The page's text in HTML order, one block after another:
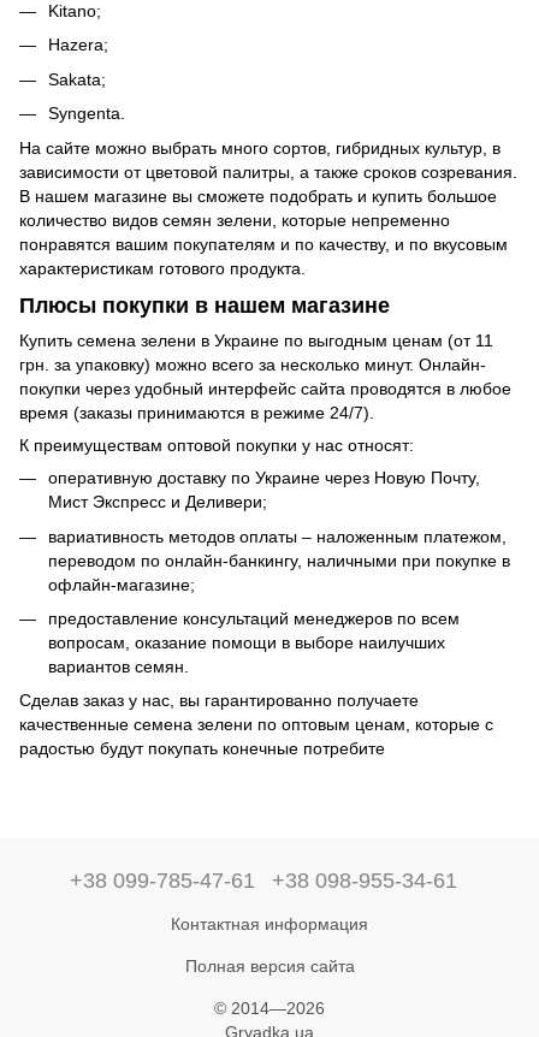
Kitano;
Hazera;
Sakata;
Syngenta.
На сайте можно выбрать много сортов, гибридных культур, в
зависимости от цветовой палитры, а также сроков созревания.
В нашем магазине вы сможете подобрать и купить большое
количество видов семян зелени, которые непременно
понравятся вашим покупателям и по качеству, и по вкусовым
характеристикам готового продукта.
Плюсы покупки в нашем магазине
Купить семена зелени в Украине по выгодным ценам (от 11
грн. за упаковку) можно всего за несколько минут. Онлайн-
покупки через удобный интерфейс сайта проводятся в любое
время (заказы принимаются в режиме 24/7).
К преимуществам оптовой покупки у нас относят:
оперативную доставку по Украине через Новую Почту,
Мист Экспресс и Деливери;
вариативность методов оплаты – наложенным платежом,
переводом по онлайн-банкингу, наличными при покупке в
офлайн-магазине;
предоставление консультаций менеджеров по всем
вопросам, оказание помощи в выборе наилучших
вариантов семян.
Сделав заказ у нас, вы гарантированно получаете
качественные семена зелени по оптовым ценам, которые с
радостью будут покупать конечные потребите
+38 099-785-47-61 +38 098-955-34-61
Контактная информация
Полная версия сайта
© 2014—2026
Gryadka.ua